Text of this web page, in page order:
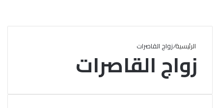
الرئيسية/زواج القاصرات
زواج القاصرات